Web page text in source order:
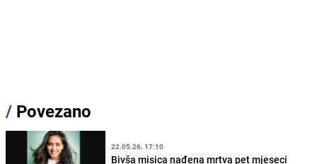
/ Povezano
22.05.26. 17:10
Bivša misica nađena mrtva pet mjeseci